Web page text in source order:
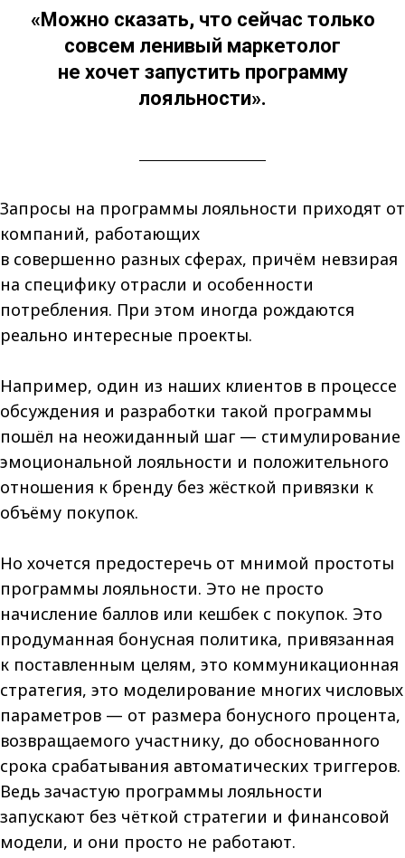
«Можно сказать, что сейчас только
совсем ленивый маркетолог
не хочет запустить программу
лояльности».
Запросы на программы лояльности приходят от
компаний, работающих
в совершенно разных сферах, причём невзирая
на специфику отрасли и особенности
потребления. При этом иногда рождаются
реально интересные проекты.
Например, один из наших клиентов в процессе
обсуждения и разработки такой программы
пошёл на неожиданный шаг — стимулирование
эмоциональной лояльности и положительного
отношения к бренду без жёсткой привязки к
объёму покупок.
Но хочется предостеречь от мнимой простоты
программы лояльности. Это не просто
начисление баллов или кешбек с покупок. Это
продуманная бонусная политика, привязанная
к поставленным целям, это коммуникационная
стратегия, это моделирование многих числовых
параметров — от размера бонусного процента,
возвращаемого участнику, до обоснованного
срока срабатывания автоматических триггеров.
Ведь зачастую программы лояльности
запускают без чёткой стратегии и финансовой
модели, и они просто не работают.